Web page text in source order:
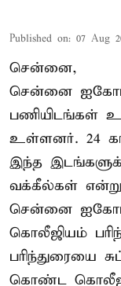
Published on: 07 Aug
சென்னை,
சென்னை
பணியிடங்கள்
உள்ளனர். 24
இந்த
வக்கீல்கள்
சென்னை
கொலீஜியம்
பரிந்துரையை
கொண்ட